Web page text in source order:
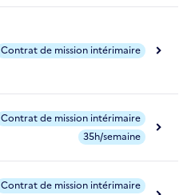
Contrat de mission intérimaire
Contrat de mission intérimaire
35h/semaine
Contrat de mission intérimaire